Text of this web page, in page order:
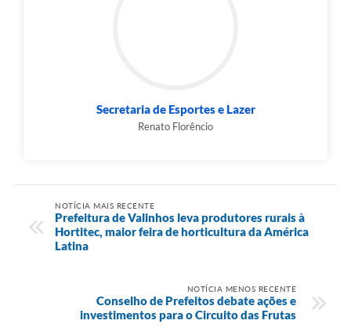
Secretaria de Esportes e Lazer
Renato Florêncio
NOTÍCIA MAIS RECENTE
Prefeitura de Valinhos leva produtores rurais à
Hortitec, maior feira de horticultura da América
Latina
NOTÍCIA MENOS RECENTE
Conselho de Prefeitos debate ações e
investimentos para o Circuito das Frutas